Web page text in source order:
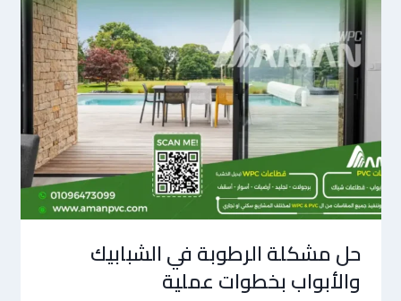
حل مشكلة الرطوبة في الشبابيك
والأبواب بخطوات عملية